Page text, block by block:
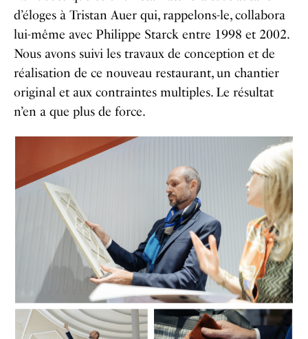
d’éloges à Tristan Auer qui, rappelons-le, collabora
lui-même avec Philippe Starck entre 1998 et 2002.
Nous avons suivi les travaux de conception et de
réalisation de ce nouveau restaurant, un chantier
original et aux contraintes multiples. Le résultat
n’en a que plus de force.